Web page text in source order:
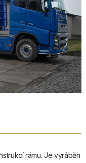
rámu. Je vyráběn